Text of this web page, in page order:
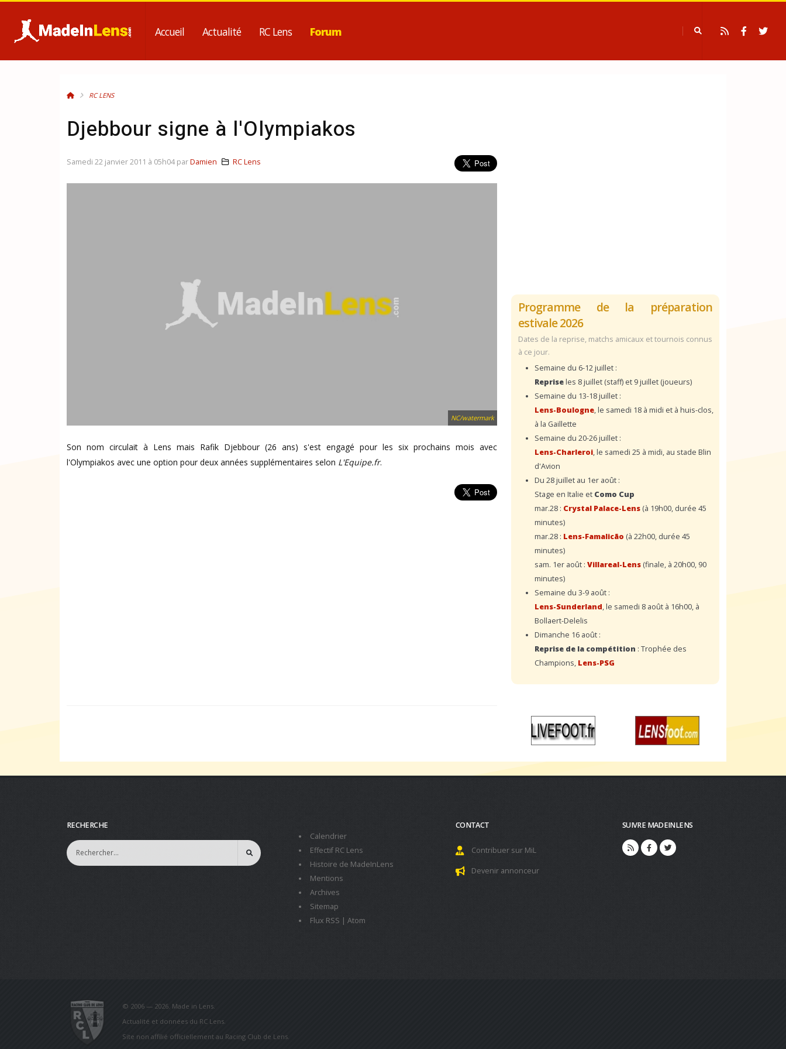
Accueil Actualité RC Lens Forum
RC LENS
Djebbour signe à l'Olympiakos
NC/watermark
Son nom circulait à Lens mais Rafik Djebbour (26 ans) s'est engagé pour les six prochains mois avec
l'Olympiakos avec une option pour deux années supplémentaires selon L'Equipe.fr.
Samedi 22 janvier 2011 à 05h04 parDamien RC Lens
Programme de la préparation
estivale 2026
Dates de la reprise, matchs amicaux et tournois connus
à ce jour.
Semaine du 6-12 juillet :
Repriseles 8 juillet (staff) et 9 juillet (joueurs)
Semaine du 13-18 juillet :
Lens-Boulogne, le samedi 18 à midi et à huis-clos,
à la Gaillette
Semaine du 20-26 juillet :
Lens-Charleroi, le samedi 25 à midi, au stade Blin
d'Avion
Du 28 juillet au 1er août :
Stage en Italie et Como Cup
mar.28 : Crystal Palace-Lens (à 19h00, durée 45
minutes)
mar.28 : Lens-Famalicão (à 22h00, durée 45
minutes)
sam. 1er août : Villareal-Lens (finale, à 20h00, 90
minutes)
Semaine du 3-9 août :
Lens-Sunderland, le samedi 8 août à 16h00, à
Bollaert-Delelis
Dimanche 16 août :
Reprise de la compétition : Trophée des
Champions, Lens-PSG
RECHERCHE
Calendrier
Effectif RC Lens
Histoire de MadeInLens
Mentions
Archives
Sitemap
Flux RSS | Atom
CONTACT
Contribuer sur MiL
Devenir annonceur
SUIVRE MADEINLENS
© 2006 — 2026. Made in Lens.
Actualité et données du RC Lens.
Site non affilié officiellement au Racing Club de Lens.